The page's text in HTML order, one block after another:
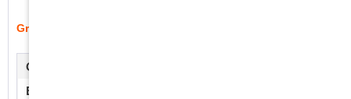
Großmengen anfragen
Gewinde:
Beschichtung: